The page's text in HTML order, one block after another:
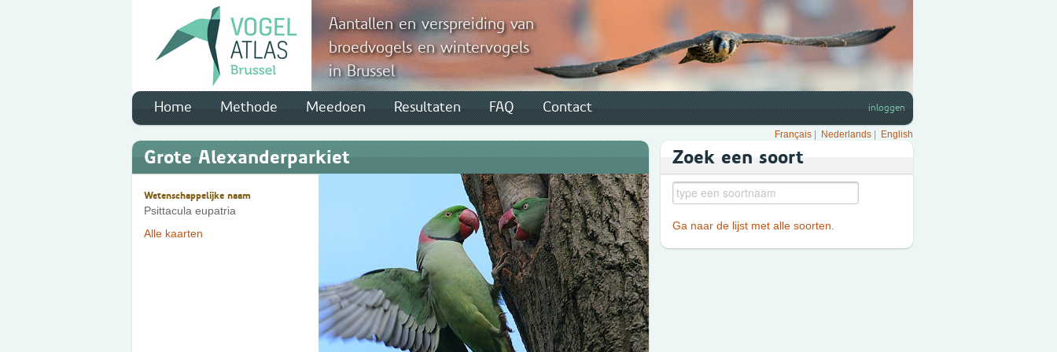
Aantallen en verspreiding van
broedvogels en wintervogels
in Brussel
Home Methode Meedoen Resultaten FAQ Contact inloggen
Français Nederlands English
Grote Alexanderparkiet
Wetenschappelijke naam
Psittacula eupatria
Alle kaarten
Zoek een soort
Ga naar de lijst met alle soorten